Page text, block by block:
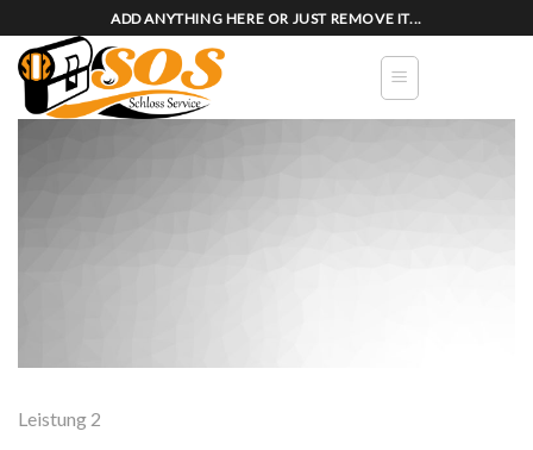
to
content
ADD ANYTHING HERE OR JUST REMOVE IT...
Leistung 2